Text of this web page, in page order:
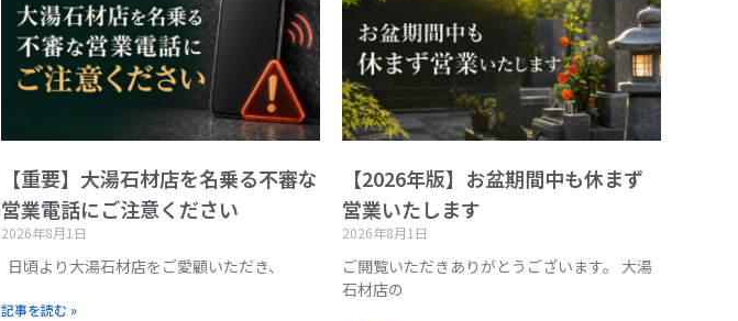
【重要】大湯石材店を名乗る不審な
営業電話にご注意ください
2026年8月1日
日頃より大湯石材店をご愛顧いただき、
記事を読む »
【2026年版】お盆期間中も休まず
営業いたします
2026年8月1日
ご閲覧いただきありがとうございます。 大湯
石材店の